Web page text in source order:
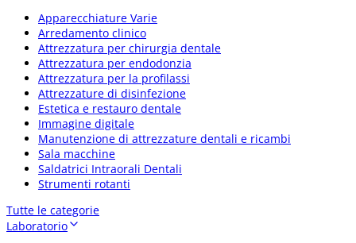
Apparecchiature Varie
Arredamento clinico
Attrezzatura per chirurgia dentale
Attrezzatura per endodonzia
Attrezzatura per la profilassi
Attrezzature di disinfezione
Estetica e restauro dentale
Immagine digitale
Manutenzione di attrezzature dentali e ricambi
Sala macchine
Saldatrici Intraorali Dentali
Strumenti rotanti
Tutte le categorie
Laboratorio